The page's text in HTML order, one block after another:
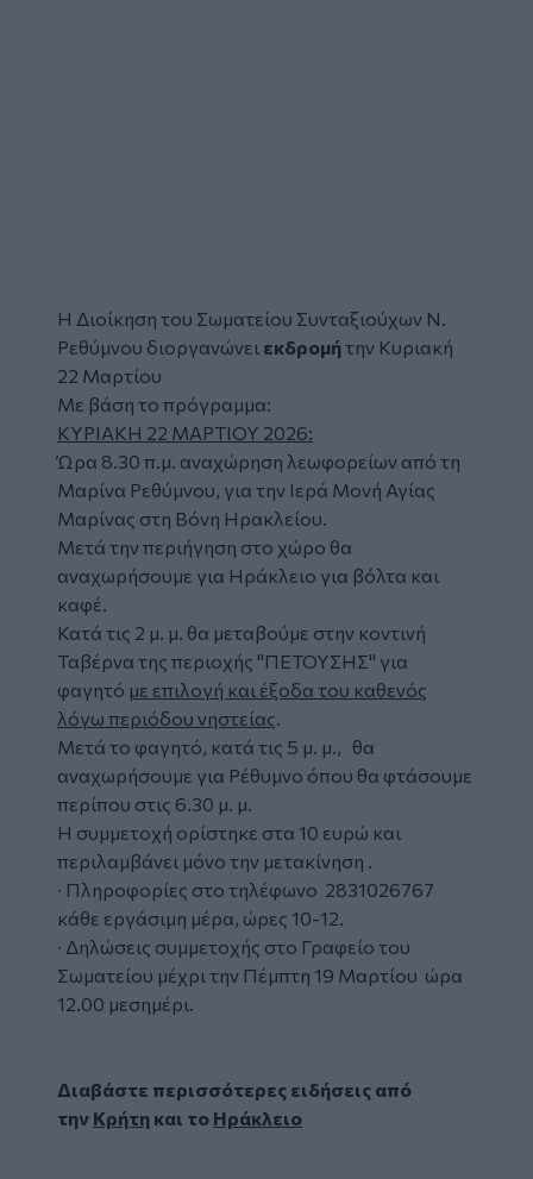
Η Διοίκηση του Σωματείου Συνταξιούχων Ν.
Ρεθύμνου διοργανώνει εκδρομήτην Κυριακή
22 Μαρτίου
Με βάση το πρόγραμμα:
ΚΥΡΙΑΚΗ 22 ΜΑΡΤΙΟΥ 2026:
Ώρα 8.30 π.μ. αναχώρηση λεωφορείων από τη
Μαρίνα Ρεθύμνου, για την Ιερά Μονή Αγίας
Μαρίνας στη Βόνη Ηρακλείου.
Μετά την περιήγηση στο χώρο θα
αναχωρήσουμε για Ηράκλειο για βόλτα και
καφέ.
Κατά τις 2 μ. μ. θα μεταβούμε στην κοντινή
Ταβέρνα της περιοχής "ΠΕΤΟΥΣΗΣ" για
φαγητό με επιλογή και έξοδα του καθενός
λόγω περιόδου νηστείας.
Μετά το φαγητό, κατά τις 5 μ. μ., θα
αναχωρήσουμε για Ρέθυμνο όπου θα φτάσουμε
περίπου στις 6.30 μ. μ.
Η συμμετοχή ορίστηκε στα 10 ευρώ και
περιλαμβάνει μόνο την μετακίνηση .
∙ Πληροφορίες στο τηλέφωνο 2831026767
κάθε εργάσιμη μέρα, ώρες 10-12.
∙ Δηλώσεις συμμετοχής στο Γραφείο του
Σωματείου μέχρι την Πέμπτη 19 Μαρτίου ώρα
12.00 μεσημέρι.
Διαβάστε περισσότερες ειδήσεις από
την Κρήτη και το Ηράκλειο